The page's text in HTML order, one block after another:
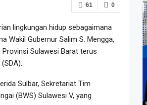
0
61
lingkungan hidup sebagaimana
Wakil Gubernur Salim S. Mengga,
Sulawesi Barat terus
Sulbar, Sekretariat Tim
(BWS) Sulawesi V, yang